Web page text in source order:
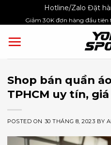
Hotline/Zalo Đặt
Giảm 30K đơn hàng đầu
Shop bán quần
TPHCM uy tín,
POSTED ON 30 THÁNG 8, 2023 BY